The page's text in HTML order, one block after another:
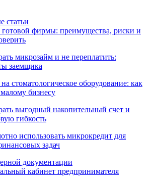
статьи
фирмы: преимущества, риски и
микрозайм и не переплатить:
заемщика
стоматологическое оборудование: как
бизнесу
выгодный накопительный счет и
гибкость
использовать микрокредит для
задач